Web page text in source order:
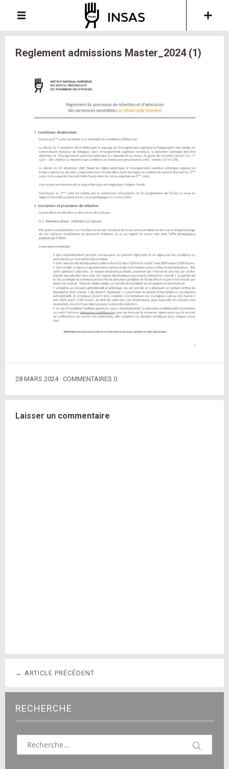
Reglement admissions Master_2024 (1)
28 MARS 2024 COMMENTAIRES 0
Laisser un commentaire
← ARTICLE PRÉCÉDENT
RECHERCHE